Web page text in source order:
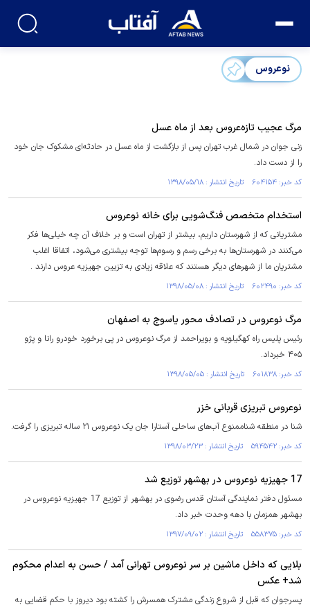
نوعروس
مرگ عجیب تازه‌عروس بعد از ماه‌ عسل
زنی جوان در شمال غرب تهران پس از بازگشت از ماه عسل در حادثه‌ای مشکوک جان خود
را از دست داد.
کد خبر: ۶۰۴۱۵۴ تاریخ انتشار : ۱۳۹۸/۰۵/۱۸
استخدام متخصص فنگ‌شویی برای خانه نوعروس
مشتریانی که از شهرستان داریم، بیشتر از تهران است و بر خلاف آن‌ چه خیلی‌ها فکر
می‌کنند در شهرستان‌ها به برخی رسم و رسوم‌ها توجه بیشتری می‌شود، اتفاقا اغلب
مشتریان ما از شهرهای دیگر هستند که علاقه زیادی به تزیین جهیزیه عروس دارند .
کد خبر: ۶۰۲۴۹۰ تاریخ انتشار : ۱۳۹۸/۰۵/۰۸
مرگ نوعروس در تصادف محور یاسوج به اصفهان
رئیس پلیس راه کهگیلویه و بویراحمد از مرگ نوعروس در پی برخورد خودرو رانا و پژو
۴۰۵ خبرداد.
کد خبر: ۶۰۱۸۳۸ تاریخ انتشار : ۱۳۹۸/۰۵/۰۵
نوعروس تبریزی قربانی خزر
شنا در منطقه شناممنوع آب‌های ساحلی آستارا جان یک نوعروس ۲۱ ساله تبریزی را گرفت.
کد خبر: ۵۹۴۵۴۲ تاریخ انتشار : ۱۳۹۸/۰۳/۲۳
17 جهیزیه نوعروس در بهشهر توزیع شد
مسئول دفتر نمایندگی آستان قدس رضوی در بهشهر از توزیع 17 جهیزیه نوعروس در
بهشهر همزمان با دهه وحدت خبر داد.
کد خبر: ۵۵۸۳۷۵ تاریخ انتشار : ۱۳۹۷/۰۹/۰۲
بلایی که داخل ماشین بر سر نوعروس تهرانی آمد / حسن به اعدام محکوم
شد+ عکس
پسرجوان که قبل از شروع زندگی مشترک همسرش را کشته بود دیروز با حکم قضایی به